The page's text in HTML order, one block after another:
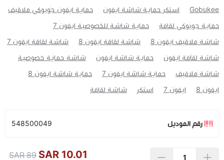
Gobukee استكر حماية شاشة ايفون حماية ايفون جوبوكي ملاقيف
حماية جوبوكي لقافة حماية شاشة للخصوصية ايفون 7
شاشة ملاقيف ايفون 8 شاشة لقافة ايفون 8 شاشة لقافة ايفون 7
شاشة لقافة ايفون حماية شاشة ايفون شاشة حماية خصوصية
شاشة ملاقيف حماية شاشة ايفون 7 حماية شاشة ايفون 8
ايفون 8 ايفون 7 استكر شاشة لقافة
رقم الموديل 548500049
10.01 SAR
89 SAR